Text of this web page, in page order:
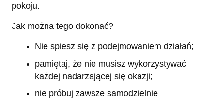
pokoju.
Jak można tego dokonać?
Nie spiesz się z podejmowaniem działań;
pamiętaj, że nie musisz wykorzystywać
każdej nadarzającej się okazji;
nie próbuj zawsze samodzielnie